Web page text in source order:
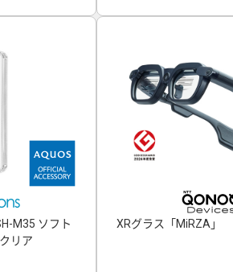
M35 ソフト
リア
XRグラス「MiRZA」